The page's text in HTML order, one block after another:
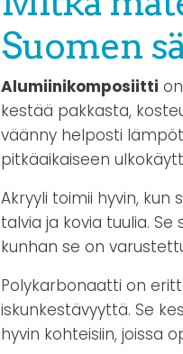
Suomen
Alumiinikomposiitti
kestää pakkasta,
väänny helposti
pitkäaikaiseen
Akryyli toimii hyvin, kun
talvia ja kovia tuulia.
kunhan se on
Polykarbonaatti on
iskunkestävyyttä. Se
hyvin kohteisiin, joissa